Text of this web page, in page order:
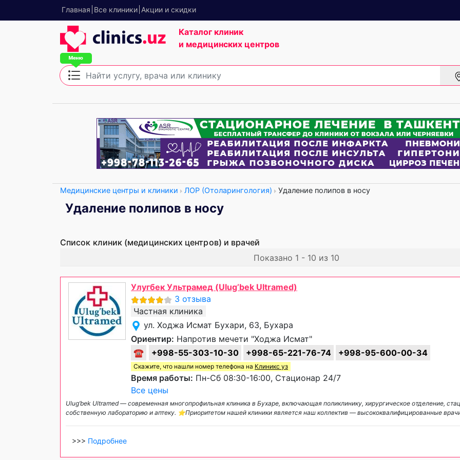
Главная Все клиники Акции и скидки
Каталог клиник
и медицинских центров
Медицинские центры и клиники ЛОР (Отоларингология) Удаление полипов в носу
Удаление полипов в носу
Список клиник (медицинских центров) и врачей
Показано 1 - 10 из 10
Улугбек Ультрамед (Ulug’bek Ultramed)
3 отзыва
Частная клиника
ул. Ходжа Исмат Бухари, 63, Бухара
Ориентир: Напротив мечети "Ходжа Исмат"
☎
+998-55-303-10-30 +998-65-221-76-74 +998-95-600-00-34
Скажите, что нашли номер телефона на Клиникс уз
Время работы: Пн-Сб 08:30-16:00, Стационар 24/7
Все цены
Ulug’bek Ultramed — современная многопрофильная клиника в Бухаре, включающая поликлинику, хирургическое отделение,
собственную лабораторию и аптеку. ⭐️Приоритетом нашей клиники является наш коллектив — высококвалифицированные
>>> Подробнее